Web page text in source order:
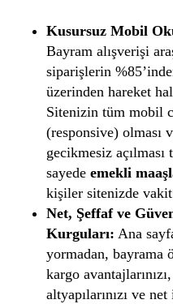
Kusursuz Mobil
Bayram alışverişi
siparişlerin
üzerinden hareket
Sitenizin tüm mobil
(responsive) olması
gecikmesiz
sayede emekli
kişiler sitenizde
Net, Şeffaf ve
Kurguları: Ana
yormadan, bayrama
kargo
altyapılarınızı ve